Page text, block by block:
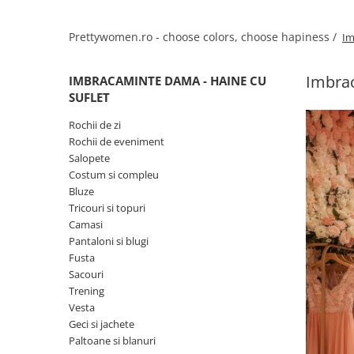
Prettywomen.ro - choose colors, choose hapiness /
IMBRACAMINTE DAMA - HAINE CU
SUFLET
Rochii de zi
Rochii de eveniment
Salopete
Costum si compleu
Bluze
Tricouri si topuri
Camasi
Pantaloni si blugi
Fusta
Sacouri
Trening
Vesta
Geci si jachete
Paltoane si blanuri